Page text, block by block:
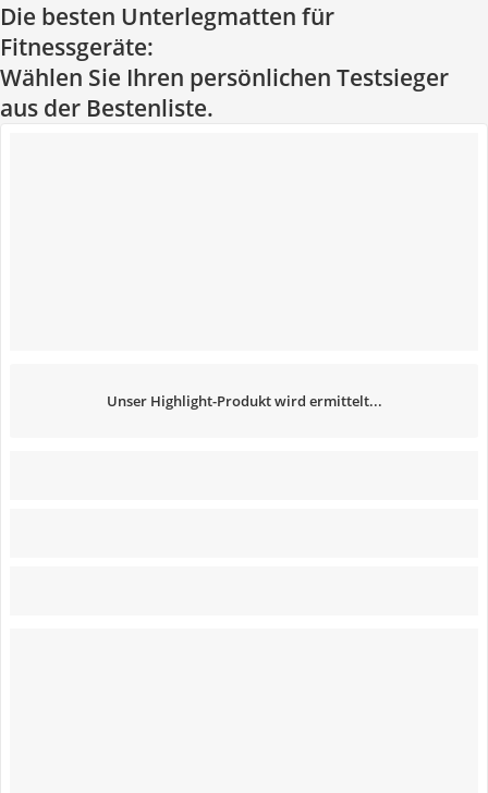
Die besten Unterlegmatten für
Fitnessgeräte:
Wählen Sie Ihren persönlichen Testsieger
aus der Bestenliste.
Unser Highlight-Produkt wird ermittelt...